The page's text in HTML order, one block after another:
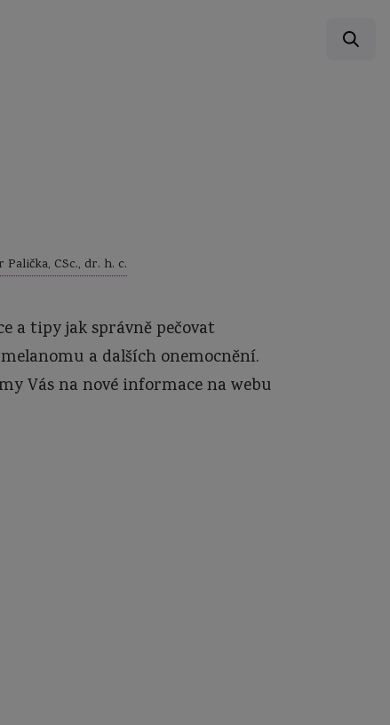
CSc., dr. h. c.
a tipy jak správně pečovat
a dalších onemocnění.
Vás na nové informace na webu